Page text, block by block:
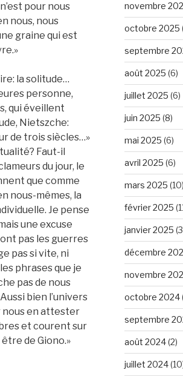
pour nous
nous, nous
graine qui est
la solitude…
personne,
qui éveillent
Nietszche:
de trois siècles…»
Faut-il
du jour, le
que comme
nous-mêmes, la
Je pense
une excuse
pas les guerres
pas si vite, ni
phrases que je
pas de nous
bien l’univers
nous en attester
et courent sur
de Giono.»
novembre
octobre 2025
septembre
août 2025 (6)
juillet 2025 (6)
juin 2025 (8)
mai 2025 (6)
avril 2025 (6)
mars 2025 (10)
février 2025
janvier 2025
décembre
novembre
octobre 2024
septembre
août 2024(2)
juillet 2024